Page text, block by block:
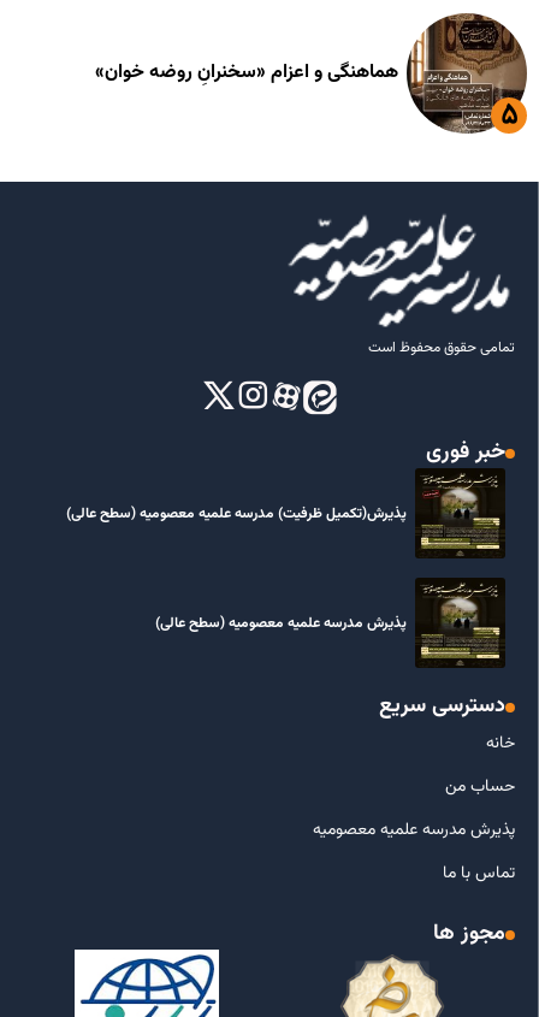
هماهنگی و اعزام «سخنرانِ روضه خوان»
تمامی حقوق محفوظ است
خبر فوری
پذیرش(تکمیل ظرفیت) مدرسه علمیه معصومیه‌ (سطح عالی)
پذیرش مدرسه علمیه معصومیه‌ (سطح عالی)
دسترسی سریع
خانه
حساب من
پذیرش مدرسه علمیه معصومیه
تماس با ما
مجوز ها